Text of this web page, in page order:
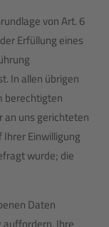
von Art. 6
Erfüllung eines
In allen übrigen
berechtigten
an uns gerichteten
Ihrer Einwilligung
wurde; die
Daten